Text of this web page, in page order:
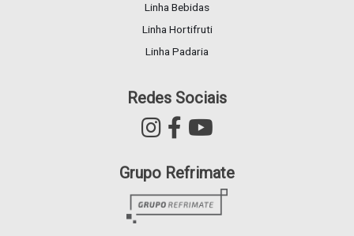
Linha Bebidas
Linha Hortifruti
Linha Padaria
Redes Sociais
Grupo Refrimate